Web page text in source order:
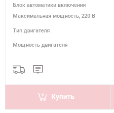
Блок автоматики включения
Максимальная мощность, 220 В
Тип двигателя
Мощность двигателя
Купить